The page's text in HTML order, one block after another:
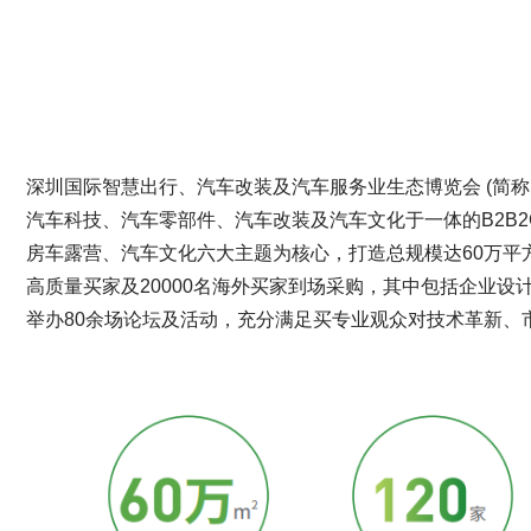
深圳国际智慧出行、汽车改装及汽车服务业生态博览会 (简
汽车科技、汽车零部件、汽车改装及汽车文化于一体的
房车露营、汽车文化六大主题为核心，打造总规模达60万
高质量买家及20000名海外买家到场采购，其中包括企业设
举办80余场论坛及活动，充分满足买专业观众对技术革新